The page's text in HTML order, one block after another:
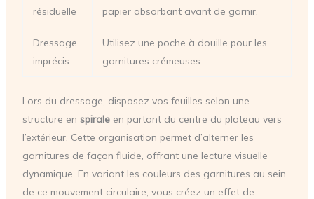
résiduelle
papier absorbant avant de garnir.
Dressage
imprécis
Utilisez une poche à douille pour les
garnitures crémeuses.
Lors du dressage, disposez vos feuilles selon une
structure en spiraleen partant du centre du plateau vers
l’extérieur. Cette organisation permet d’alterner les
garnitures de façon fluide, offrant une lecture visuelle
dynamique. En variant les couleurs des garnitures au sein
de ce mouvement circulaire, vous créez un effet de